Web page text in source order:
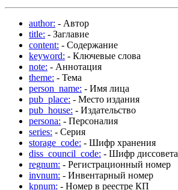
author: - Автор
title: - Заглавие
content: - Содержание
keyword: - Ключевые слова
note: - Аннотация
theme: - Тема
person_name: - Имя лица
pub_place: - Место издания
pub_house: - Издательство
persona: - Персоналия
series: - Серия
storage_code: - Шифр хранения
diss_council_code: - Шифр диссовета
regnum: - Регистрационный номер
invnum: - Инвентарный номер
kpnum: - Номер в реестре КП